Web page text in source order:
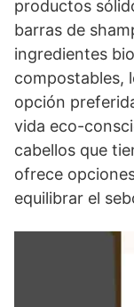
productos
barras de
ingredientes
compostables,
opción
vida eco-
cabellos que
ofrece
equilibrar el